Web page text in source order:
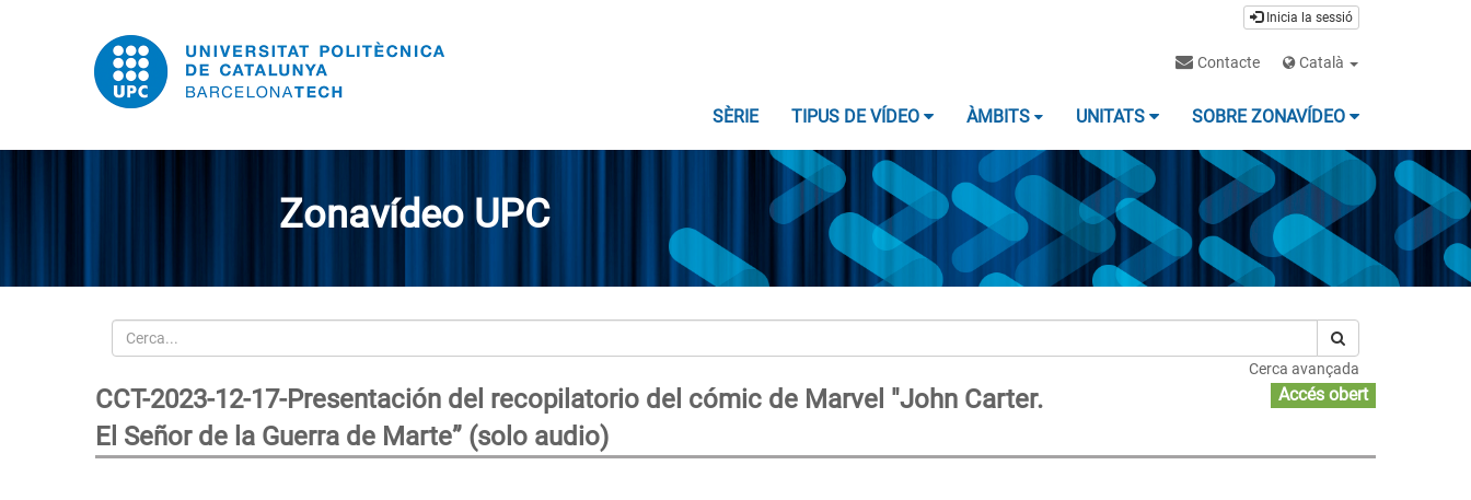
Inicia la sessió
Contacte Català
SÈRIE TIPUS DE VÍDEO ÀMBITS UNITATS SOBRE ZONAVÍDEO
Zonavídeo UPC
Cerca
Cerca avançada
CCT-2023-12-17-Presentación del recopilatorio del cómic de Marvel "John Carter.
El Señor de la Guerra de Marte” (solo audio)
Accés obert